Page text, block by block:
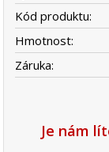
Kód produktu:
Hmotnost:
Záruka:
Je nám